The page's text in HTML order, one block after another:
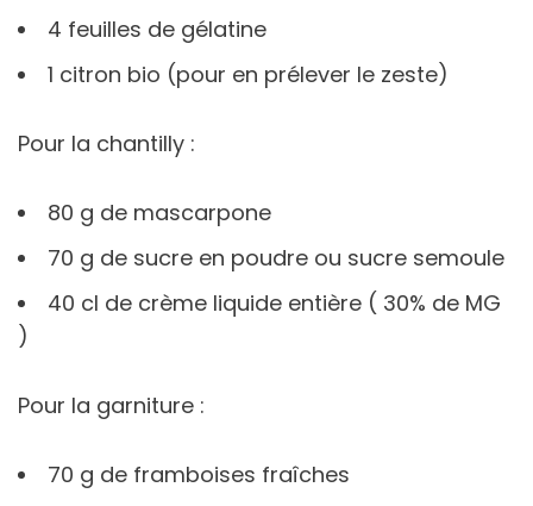
4 feuilles de gélatine
1 citron bio (pour en prélever le zeste)
Pour la chantilly :
80 g de mascarpone
70 g de sucre en poudre ou sucre semoule
40 cl de crème liquide entière ( 30% de MG
)
Pour la garniture :
70 g de framboises fraîches